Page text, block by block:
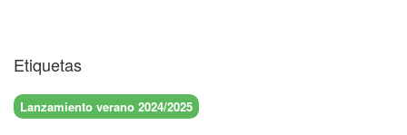
Etiquetas
Lanzamiento verano 2024/2025